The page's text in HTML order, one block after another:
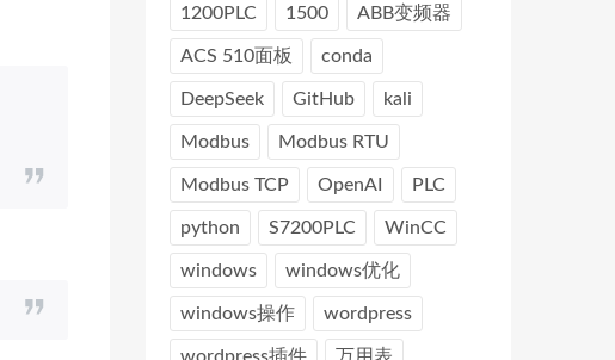
1200PLC 1500 ABB变频器
ACS 510面板 conda
DeepSeek GitHub kali
Modbus Modbus RTU
Modbus TCP OpenAI PLC
python S7200PLC WinCC
windows windows优化
windows操作 wordpress